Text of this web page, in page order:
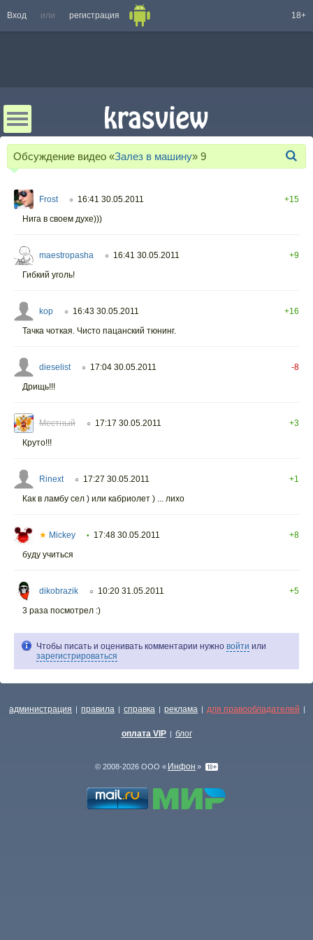
Вход или регистрация 18+
Обсуждение видео «Залез в машину» 9
Frost ○ 16:41 30.05.2011
+15
Нига в своем духе)))
maestropasha ○ 16:41 30.05.2011
+9
Гибкий уголь!
kop ○ 16:43 30.05.2011
+16
Тачка чоткая. Чисто пацанский тюнинг.
dieselist ○ 17:04 30.05.2011
-8
Дрищь!!!
Местный ○ 17:17 30.05.2011
+3
Круто!!!
Rinext ○ 17:27 30.05.2011
+1
Как в ламбу сел ) или кабриолет ) ... лихо
★ Mickey • 17:48 30.05.2011
+8
буду учиться
dikobrazik ○ 10:20 31.05.2011
+5
3 раза посмотрел :)
Чтобы писать и оценивать комментарии нужно войти или
зарегистрироваться
администрация | правила | справка | реклама | для правообладателей |
оплата VIP | блог
© 2008-2026 ООО « Инфон »